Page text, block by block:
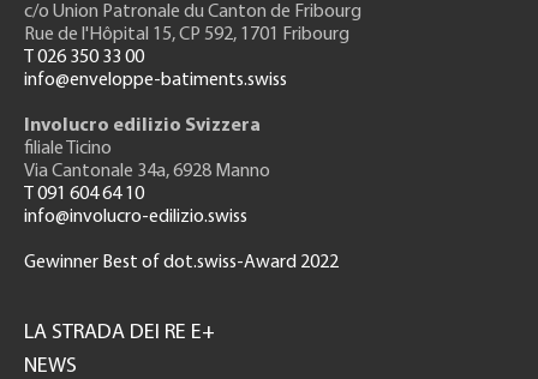
c/o Union Patronale du Canton de Fribourg
Rue de l'Hôpital 15, CP 592, 1701 Fribourg
T 026 350 33 00
info@enveloppe-batiments.swiss
Involucro edilizio Svizzera
filiale Ticino
Via Cantonale 34a, 6928 Manno
T 091 604 64 10
info@involucro-edilizio.swiss
Gewinner Best of dot.swiss-Award 2022
GH
LA STRADA DEI RE E+
NEWS